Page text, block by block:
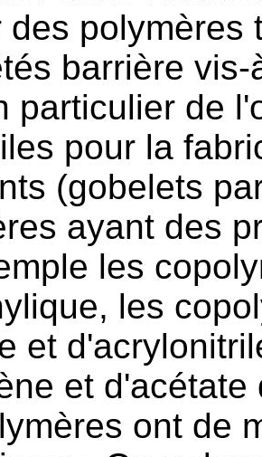
des polymères
barrière
particulier de
pour la
(gobelets
ayant des
les
les
et
et
ont de